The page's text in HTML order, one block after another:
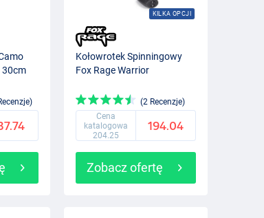
30cm
KILKA OPCJI
Kołowrotek Spinningowy
Fox Rage Warrior
(2 Recenzje)
Cena
katalogowa
204.25
194.04
Zobacz ofertę